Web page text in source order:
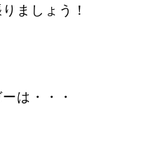
ましょう！
は・・・